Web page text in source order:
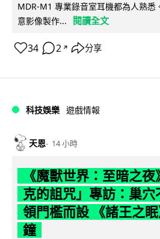
MDR-M1 專業錄音室耳機都為人熟悉
意影像製作...
閱讀全文
34 2 ↗ 分享
科技娛樂 遊戲情報
天恩 14 小時
《魔獸世界：至暗之
克的詛咒」專訪：巢
領門檻而設 《諸王之
鐘